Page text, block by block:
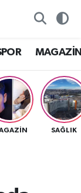
SAĞLIK